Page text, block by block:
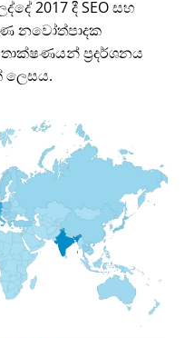
2017 දී SEO සහ
නවෝත්පාදක
ප්‍රදර්ශනය
ලෙසය.